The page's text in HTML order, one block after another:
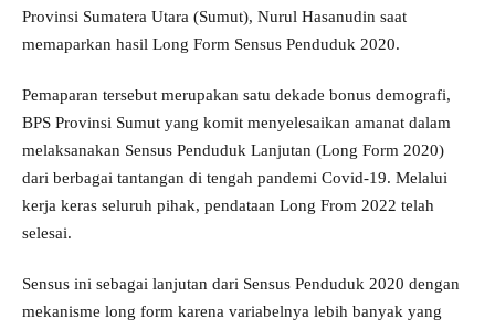
Provinsi Sumatera Utara (Sumut), Nurul Hasanudin saat
memaparkan hasil Long Form Sensus Penduduk 2020.
Pemaparan tersebut merupakan satu dekade bonus demografi,
BPS Provinsi Sumut yang komit menyelesaikan amanat dalam
melaksanakan Sensus Penduduk Lanjutan (Long Form 2020)
dari berbagai tantangan di tengah pandemi Covid-19. Melalui
kerja keras seluruh pihak, pendataan Long From 2022 telah
selesai.
Sensus ini sebagai lanjutan dari Sensus Penduduk 2020 dengan
mekanisme long form karena variabelnya lebih banyak yang